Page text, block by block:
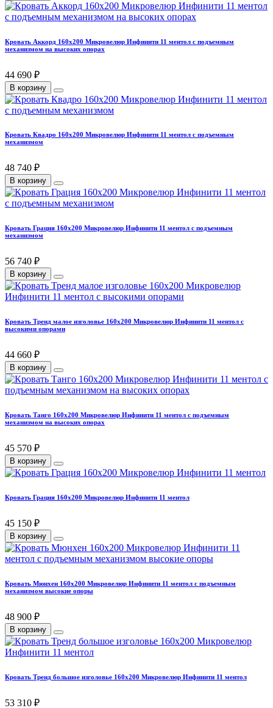
Кровать Аккорд 160х200 Микровелюр Инфинити 11 ментол с подъемным
механизмом на высоких опорах
44 690 ₽
В корзину
Кровать Квадро 160х200 Микровелюр Инфинити 11 ментол с подъемным
механизмом
48 740 ₽
В корзину
Кровать Грация 160х200 Микровелюр Инфинити 11 ментол с подъемным
механизмом
56 740 ₽
В корзину
Кровать Тренд малое изголовье 160х200 Микровелюр Инфинити 11 ментол с
высокими опорами
44 660 ₽
В корзину
Кровать Танго 160х200 Микровелюр Инфинити 11 ментол с подъемным
механизмом на высоких опорах
45 570 ₽
В корзину
Кровать Грация 160х200 Микровелюр Инфинити 11 ментол
45 150 ₽
В корзину
Кровать Мюнхен 160х200 Микровелюр Инфинити 11 ментол с подъемным
механизмом высокие опоры
48 900 ₽
В корзину
Кровать Тренд большое изголовье 160х200 Микровелюр Инфинити 11 ментол
53 310 ₽